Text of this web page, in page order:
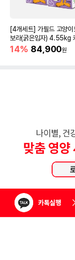
[4개세트] 가필드 고양이
보라(굵은입자) 4.55kg
바모래
14% 84,900원